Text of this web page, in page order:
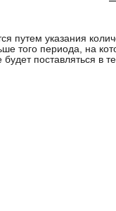
путем указания
того периода, на
будет поставляться в